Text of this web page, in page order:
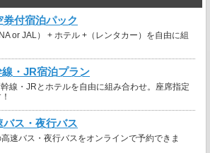
付宿泊パック
or JAL） + ホテル +（レンタカー）を自由に組
・JR宿泊プラン
線・JRとホテルを自由に組み合わせ。座席指定
ス・夜行バス
速バス・夜行バスをオンラインで予約できま